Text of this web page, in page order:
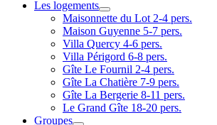
Les logements
Maisonnette du Lot 2-4 pers.
Maison Guyenne 5-7 pers.
Villa Quercy 4-6 pers.
Villa Périgord 6-8 pers.
Gîte Le Fournil 2-4 pers.
Gîte La Chatière 7-9 pers.
Gîte La Bergerie 8-11 pers.
Le Grand Gîte 18-20 pers.
Groupes